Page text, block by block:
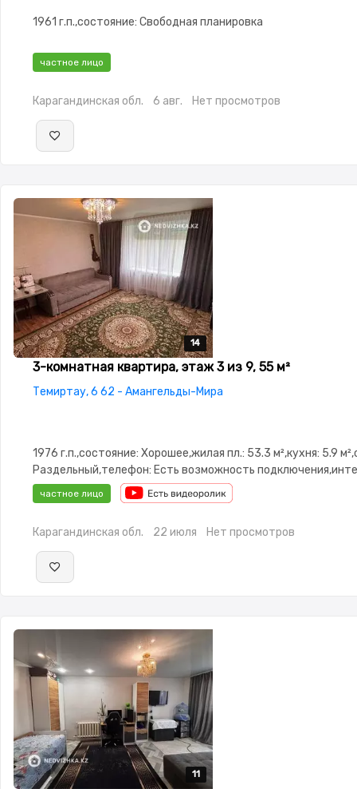
1961 г.п.,состояние: Свободная планировка
частное лицо
Карагандинская обл. 6 авг. Нет просмотров
14
14
14
14
14
3-комнатная квартира, этаж 3 из 9, 55 м²
Темиртау, 6 62 - Амангельды-Мира
1976 г.п.,состояние: Хорошее,жилая пл.: 53.3 м²,кухня: 5.9
Раздельный,телефон: Есть возможность
Проводной,Частично меблирована,Частично
охраняемая стоянка,Домофон,Кодовый
двор
частное лицо
Карагандинская обл. 22 июля Нет просмотров
11
11
11
11
11